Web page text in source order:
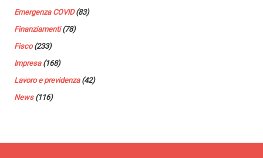
Emergenza COVID(83)
Finanziamenti(78)
Fisco(233)
Impresa(168)
Lavoro e previdenza(42)
News(116)